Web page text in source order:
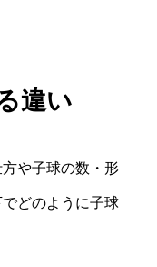
違い
や子球の数・形
どのように子球